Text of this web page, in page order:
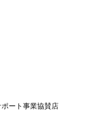
ート事業協賛店